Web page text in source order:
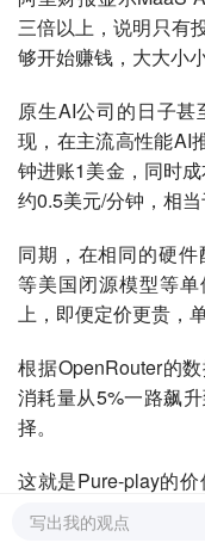
三倍以上，说明只有
够开始赚钱，大大小
原生AI公司的日子甚
现，在主流高性能AI
钟进账1美金，同时
约0.5美元/分钟，相
同期，在相同的硬
等美国闭源模型等
上，即便定价更贵，
根据OpenRouter的数
消耗量从5%一路飙升
择。
这就是Pure-play的
点时刻的AI行业，非
写出我的观点